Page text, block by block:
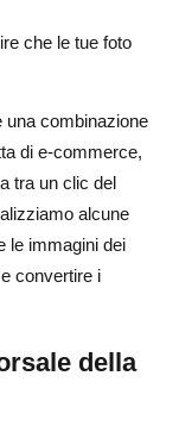
che le tue foto
una combinazione
di e-commerce,
tra un clic del
alcune
le immagini dei
convertire i
della